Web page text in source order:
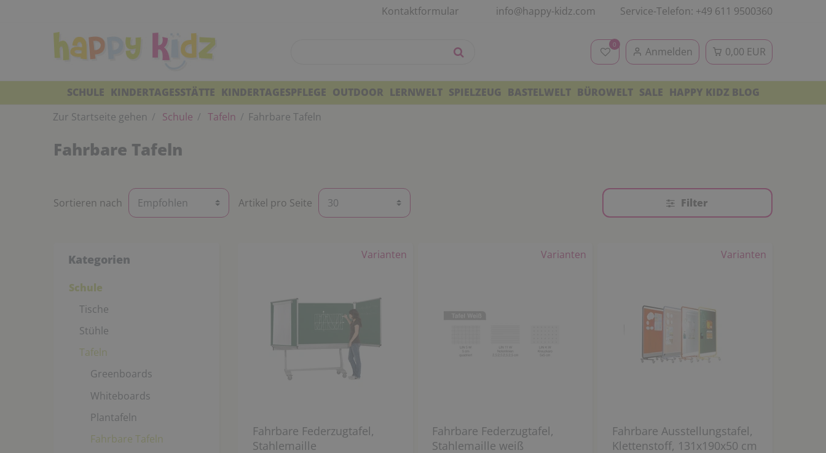
Kontaktformular info@happy-kidz.com Service-Telefon: +49 611 9500360
0
Anmelden 0,00 EUR
SCHULE KINDERTAGESSTÄTTE KINDERTAGESPFLEGE OUTDOOR LERNWELT SPIELZEUG BASTELWELT BÜROWELT SALE HAPPY KIDZ BLOG
Zur Startseite gehen
Schule Tafeln Fahrbare Tafeln
Fahrbare Tafeln
Sortieren nach Artikel pro Seite Filter
Kategorien
Schule
Tische
Stühle
Tafeln
Greenboards
Whiteboards
Plantafeln
Fahrbare Tafeln
Varianten
Fahrbare Federzugtafel,
Stahlemaille
Varianten
Fahrbare Federzugtafel,
Stahlemaille weiß
Varianten
Fahrbare Ausstellungstafel,
Klettenstoff, 131x190x50 cm